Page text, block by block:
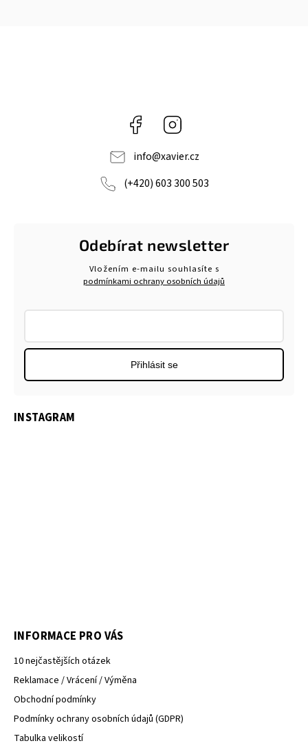
Facebook
info@xavier.cz
(+420) 603 300 503
Odebírat newsletter
Vložením e-mailu souhlasíte s
podmínkami ochrany osobních údajů
Přihlásit se
INSTAGRAM
INFORMACE PRO VÁS
10 nejčastějších otázek
Reklamace / Vrácení / Výměna
Obchodní podmínky
Podmínky ochrany osobních údajů (GDPR)
Tabulka velikostí